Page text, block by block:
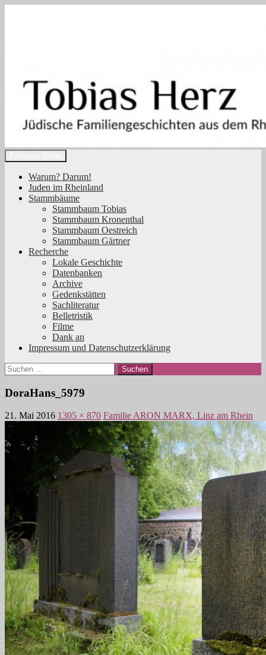
Tobias Herz
Suchen
Warum? Darum!
Juden im Rheinland
Stammbäume
Stammbaum Tobias
Stammbaum Kronenthal
Stammbaum Oestreich
Stammbaum Gärtner
Recherche
Lokale Geschichte
Datenbanken
Archive
Gedenkstätten
Sachliteratur
Belletristik
Filme
Dank an
Impressum und Datenschutzerklärung
Suchen
nach:
DoraHans_5979
21. Mai 2016 1305 × 870 Familie ARON MARX, Linz am Rhein